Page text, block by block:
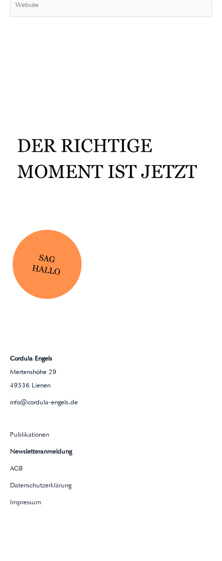
Cordula Engels
Mertenshöhe 29
49536 Lienen
info@cordula-engels.de
Publikationen
Newsletteranmeldung
AGB
Datenschutzerklärung
Impressum